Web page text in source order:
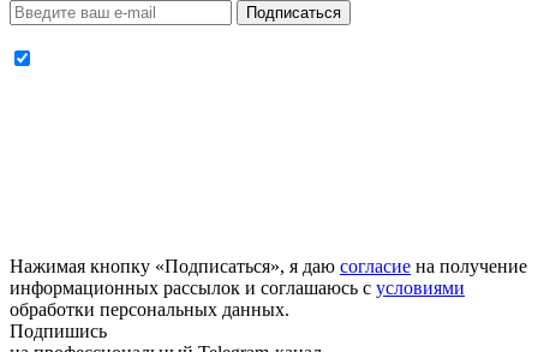
Подписаться
Нажимая кнопку «Подписаться», я даю согласие на получение
информационных рассылок и соглашаюсь с условиями
обработки персональных данных.
Подпишись